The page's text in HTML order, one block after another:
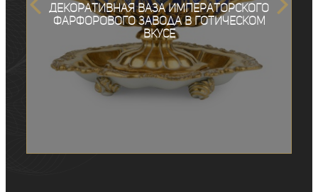
Декоративная ваза Императорского
фарфорового завода в готическом
вкусе